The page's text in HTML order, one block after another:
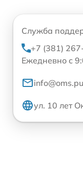
Служба
+7 (381)
Ежедневно с
ул. 10 лет